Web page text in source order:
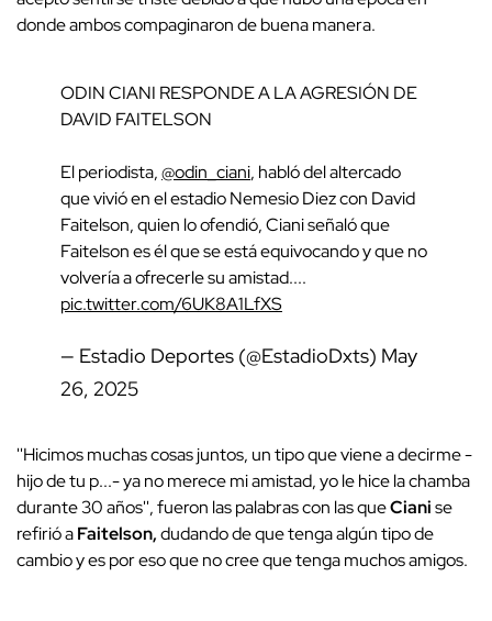
donde ambos compaginaron de buena manera.
ODIN CIANI RESPONDE A LA AGRESIÓN DE
DAVID FAITELSON
El periodista,@odin_ciani, habló del altercado
que vivió en el estadio Nemesio Diez con David
Faitelson, quien lo ofendió, Ciani señaló que
Faitelson es él que se está equivocando y que no
volvería a ofrecerle su amistad....
pic.twitter.com/6UK8A1LfXS
— Estadio Deportes (@EstadioDxts) May
26, 2025
''Hicimos muchas cosas juntos, un tipo que viene a decirme -
hijo de tu p...- ya no merece mi amistad, yo le hice la chamba
durante 30 años'', fueron las palabras con las queCianise
refirió aFaitelson,dudando de que tenga algún tipo de
cambio y es por eso que no cree que tenga muchos amigos.